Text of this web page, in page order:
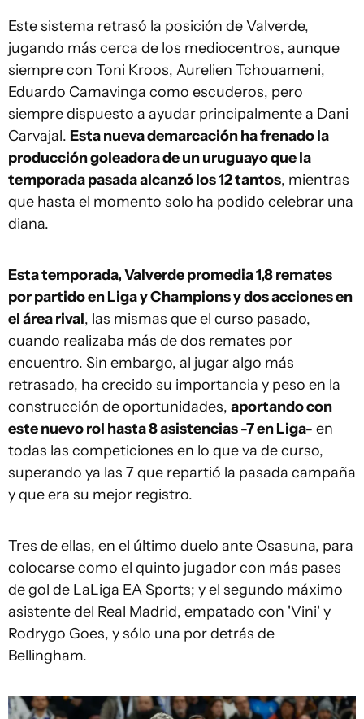
Este sistema retrasó la posición de Valverde,
jugando más cerca de los mediocentros, aunque
siempre con Toni Kroos, Aurelien Tchouameni,
Eduardo Camavinga como escuderos, pero
siempre dispuesto a ayudar principalmente a Dani
Carvajal. Esta nueva demarcación ha frenado la
producción goleadora de un uruguayo que la
temporada pasada alcanzó los 12 tantos, mientras
que hasta el momento solo ha podido celebrar una
diana.
Esta temporada, Valverde promedia 1,8 remates
por partido en Liga y Champions y dos acciones en
el área rival, las mismas que el curso pasado,
cuando realizaba más de dos remates por
encuentro. Sin embargo, al jugar algo más
retrasado, ha crecido su importancia y peso en la
construcción de oportunidades, aportando con
este nuevo rol hasta 8 asistencias -7 en Liga- en
todas las competiciones en lo que va de curso,
superando ya las 7 que repartió la pasada campaña
y que era su mejor registro.
Tres de ellas, en el último duelo ante Osasuna, para
colocarse como el quinto jugador con más pases
de gol de LaLiga EA Sports; y el segundo máximo
asistente del Real Madrid, empatado con 'Vini' y
Rodrygo Goes, y sólo una por detrás de
Bellingham.